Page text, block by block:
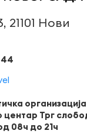
21101 Нови
организација
центар Трг
08ч до 21ч